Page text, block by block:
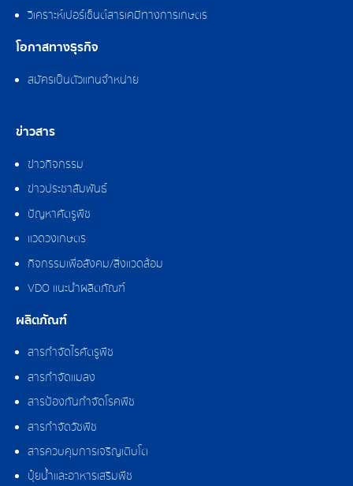
วิเคราะห์เปอร์เซ็นต์สารเคมีทางการเกษตร
โอกาสทางธุรกิจ
สมัครเป็นตัวแทนจำหน่าย
ข่าวสาร
ข่าวกิจกรรม
ข่าวประชาสัมพันธ์
ปัญหาศัตรูพืช
แวดวงเกษตร
กิจกรรมเพื่อสังคม/สิ่งแวดล้อม
VDO แนะนำผลิตภัณฑ์
ผลิตภัณฑ์
สารกำจัดไรศัตรูพืช
สารกำจัดแมลง
สารป้องกันกำจัดโรคพืช
สารกำจัดวัชพืช
สารควบคุมการเจริญเติบโต
ปุ๋ยน้ำและอาหารเสริมพืช